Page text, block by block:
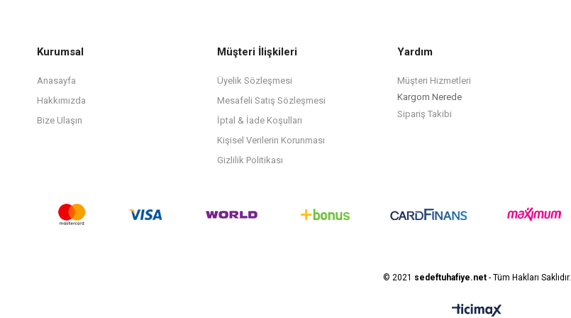
Kurumsal
Anasayfa
Hakkımızda
Bize Ulaşın
Müşteri İlişkileri
Üyelik Sözleşmesi
Mesafeli Satış Sözleşmesi
İptal & İade Koşulları
Kişisel Verilerin Korunması
Gizlilik Politikası
Yardım
Müşteri Hizmetleri
Kargom Nerede
Sipariş Takibi
© 2021 sedeftuhafiye.net- Tüm Hakları Saklıdır.